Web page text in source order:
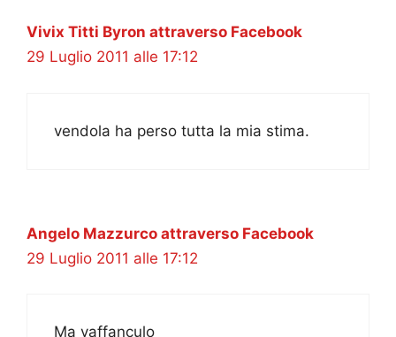
Vivix Titti Byron attraverso Facebook
29 Luglio 2011 alle 17:12
vendola ha perso tutta la mia stima.
Angelo Mazzurco attraverso Facebook
29 Luglio 2011 alle 17:12
Ma vaffanculo